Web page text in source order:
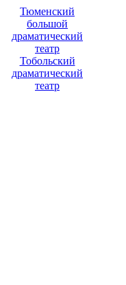
Тюменский
большой
драматический
театр
Тобольский
драматический
театр